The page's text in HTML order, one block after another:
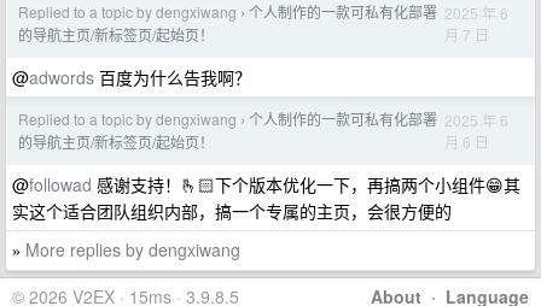
Replied to a topic by dengxiwang › 个人制作的一款可私有化部署
的导航主页/新标签页/起始页！
2025 年 6
月 7 日
@adwords 百度为什么告我啊？
Replied to a topic by dengxiwang › 个人制作的一款可私有化部署
的导航主页/新标签页/起始页！
2025 年 6
月 6 日
@followad 感谢支持！🫰🏻下个版本优化一下，再搞两个小组件😁其
实这个适合团队组织内部，搞一个专属的主页，会很方便的
» More replies by dengxiwang
About · Language
© 2026 V2EX · 15ms · 3.9.8.5